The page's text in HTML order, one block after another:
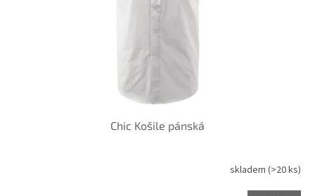
Chic Košile pánská
skladem (>20 ks)